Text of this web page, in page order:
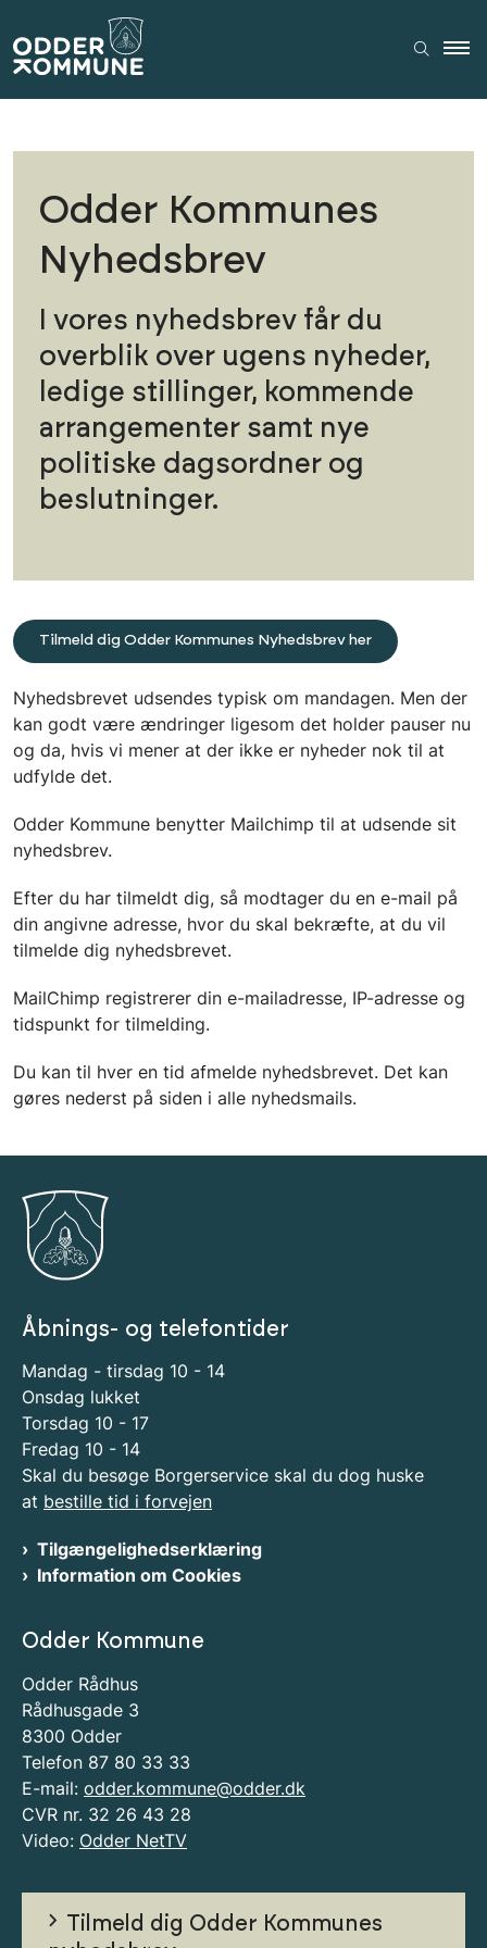
Odder Kommunes
Nyhedsbrev
I vores nyhedsbrev får du
overblik over ugens nyheder,
ledige stillinger, kommende
arrangementer samt nye
politiske dagsordner og
beslutninger.
Tilmeld dig Odder Kommunes Nyhedsbrev her
Nyhedsbrevet udsendes typisk om mandagen. Men der
kan godt være ændringer ligesom det holder pauser nu
og da, hvis vi mener at der ikke er nyheder nok til at
udfylde det.
Odder Kommune benytter Mailchimp til at udsende sit
nyhedsbrev.
Efter du har tilmeldt dig, så modtager du en e-mail på
din angivne adresse, hvor du skal bekræfte, at du vil
tilmelde dig nyhedsbrevet.
MailChimp registrerer din e-mailadresse, IP-adresse og
tidspunkt for tilmelding.
Du kan til hver en tid afmelde nyhedsbrevet. Det kan
gøres nederst på siden i alle nyhedsmails.
Åbnings- og telefontider
Mandag - tirsdag 10 - 14
Onsdag lukket
Torsdag 10 - 17
Fredag 10 - 14
Skal du besøge Borgerservice skal du dog huske
at bestille tid i forvejen
Tilgængelighedserklæring
Information om Cookies
Odder Kommune
Odder Rådhus
Rådhusgade 3
8300 Odder
Telefon 87 80 33 33
E-mail: odder.kommune@odder.dk
CVR nr. 32 26 43 28
Video: Odder NetTV
Tilmeld dig Odder Kommunes